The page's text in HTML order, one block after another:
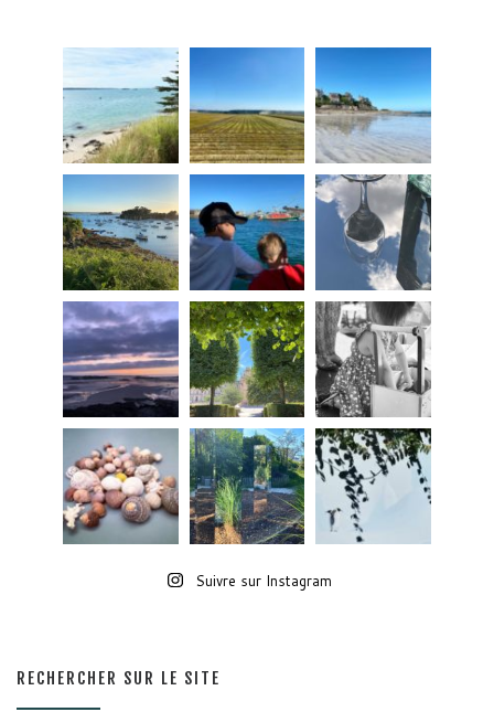
Suivre sur Instagram
RECHERCHER SUR LE SITE